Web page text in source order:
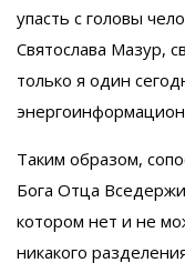
упасть с головы
Святослава Мазур,
только я один
Таким образом,
Бога Отца
котором нет и не
никакого